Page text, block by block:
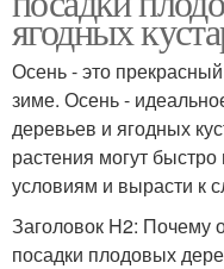
ягодных
Осень - это
зиме. Осень -
деревьев и ягодных
растения могут
условиям и вырасти к
Заголовок H2: Почему
посадки плодовых